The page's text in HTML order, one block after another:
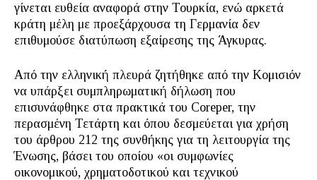
γίνεται ευθεία αναφορά στην Τουρκία, ενώ αρκετά
κράτη μέλη με προεξάρχουσα τη Γερμανία δεν
επιθυμούσε διατύπωση εξαίρεσης της Άγκυρας.
Από την ελληνική πλευρά ζητήθηκε από την Κομισιόν
να υπάρξει συμπληρωματική δήλωση που
επισυνάφθηκε στα πρακτικά του Coreper, την
περασμένη Τετάρτη και όπου δεσμεύεται για χρήση
του άρθρου 212 της συνθήκης για τη λειτουργία της
Ένωσης, βάσει του οποίου «οι συμφωνίες
οικονομικού, χρηματοδοτικού και τεχνικού